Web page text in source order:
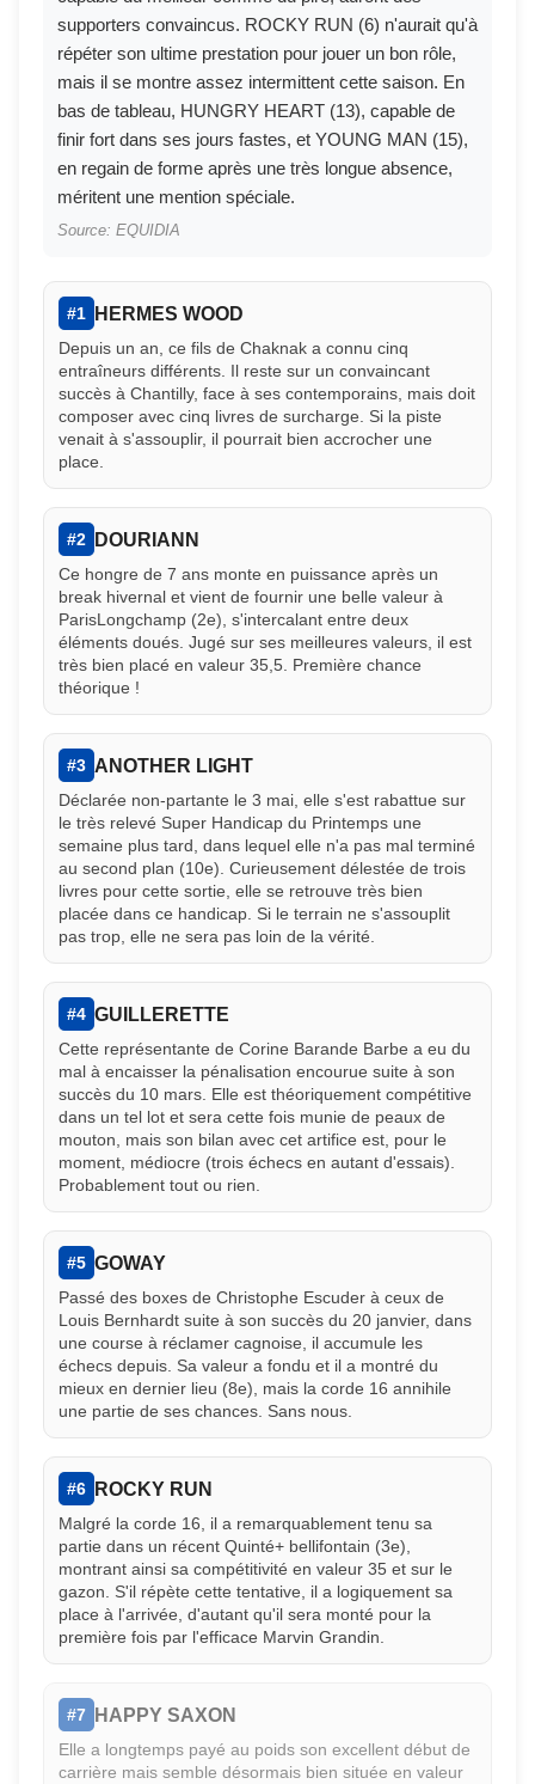
supporters convaincus. ROCKY RUN (6) n'aurait qu'à
répéter son ultime prestation pour jouer un bon rôle,
mais il se montre assez intermittent cette saison. En
bas de tableau, HUNGRY HEART (13), capable de
finir fort dans ses jours fastes, et YOUNG MAN (15),
en regain de forme après une très longue absence,
méritent une mention spéciale.
Source: EQUIDIA
#1 HERMES WOOD
Depuis un an, ce fils de Chaknak a connu cinq
entraîneurs différents. Il reste sur un convaincant
succès à Chantilly, face à ses contemporains, mais doit
composer avec cinq livres de surcharge. Si la piste
venait à s'assouplir, il pourrait bien accrocher une
place.
#2 DOURIANN
Ce hongre de 7 ans monte en puissance après un
break hivernal et vient de fournir une belle valeur à
ParisLongchamp (2e), s'intercalant entre deux
éléments doués. Jugé sur ses meilleures valeurs, il est
très bien placé en valeur 35,5. Première chance
théorique !
#3 ANOTHER LIGHT
Déclarée non-partante le 3 mai, elle s'est rabattue sur
le très relevé Super Handicap du Printemps une
semaine plus tard, dans lequel elle n'a pas mal terminé
au second plan (10e). Curieusement délestée de trois
livres pour cette sortie, elle se retrouve très bien
placée dans ce handicap. Si le terrain ne s'assouplit
pas trop, elle ne sera pas loin de la vérité.
#4 GUILLERETTE
Cette représentante de Corine Barande Barbe a eu du
mal à encaisser la pénalisation encourue suite à son
succès du 10 mars. Elle est théoriquement compétitive
dans un tel lot et sera cette fois munie de peaux de
mouton, mais son bilan avec cet artifice est, pour le
moment, médiocre (trois échecs en autant d'essais).
Probablement tout ou rien.
#5 GOWAY
Passé des boxes de Christophe Escuder à ceux de
Louis Bernhardt suite à son succès du 20 janvier, dans
une course à réclamer cagnoise, il accumule les
échecs depuis. Sa valeur a fondu et il a montré du
mieux en dernier lieu (8e), mais la corde 16 annihile
une partie de ses chances. Sans nous.
#6 ROCKY RUN
Malgré la corde 16, il a remarquablement tenu sa
partie dans un récent Quinté+ bellifontain (3e),
montrant ainsi sa compétitivité en valeur 35 et sur le
gazon. S'il répète cette tentative, il a logiquement sa
place à l'arrivée, d'autant qu'il sera monté pour la
première fois par l'efficace Marvin Grandin.
#7 HAPPY SAXON
Elle a longtemps payé au poids son excellent début de
carrière mais semble désormais bien située en valeur